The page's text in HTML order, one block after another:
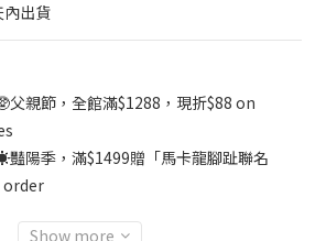
內出貨
父親節，全館滿$1288，現折$88 on
陽季，滿$1499贈「馬卡龍腳趾聯名
order
Show more